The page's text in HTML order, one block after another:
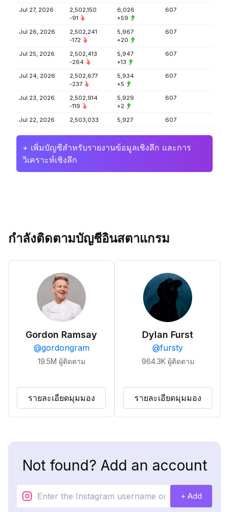
Jul 27, 2026
2,502,150
-91
6,026
+59
607
Jul 26, 2026
2,502,241
-172
5,967
+20
607
Jul 25, 2026
2,502,413
-264
5,947
+13
607
Jul 24, 2026
2,502,677
-237
5,934
+5
607
Jul 23, 2026
2,502,914
-119
5,929
+2
607
Jul 22, 2026 2,503,033 5,927 607
+ เพิ่มบัญชีสำหรับรายงานข้อมูลเชิงลึก และการ
วิเคราะห์เชิงลึก
กำลังติดตามบัญชีอินสตาแกรม
Gordon Ramsay
@gordongram
19.5M ผู้ติดตาม
รายละเอียดมุมมอง
Dylan Furst
@fursty
964.3K ผู้ติดตาม
รายละเอียดมุมมอง
Not found? Add an account
+ Add